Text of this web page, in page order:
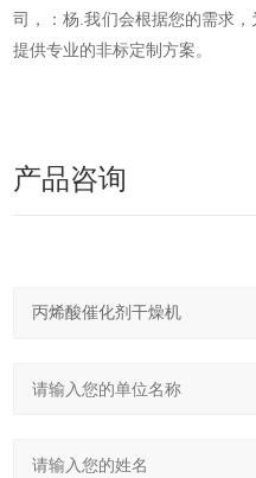
司，：杨.我们会根据您的需求
提供专业的非标定制方案。
产品咨询